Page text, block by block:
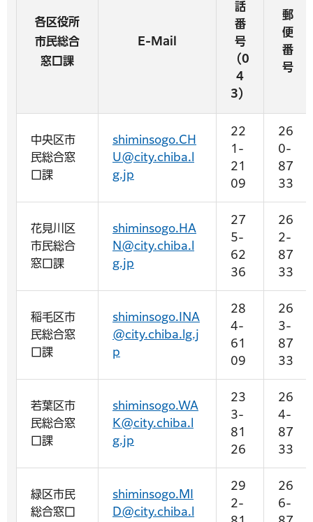
各区役所
市民総合
窓口課
E-Mail
話
番
号
（0
4
3）
郵
便
番
号
中央区市
民総合窓
口課
shiminsogo.CH
U@city.chiba.l
g.jp
22
1-
21
09
26
0-
87
33
花見川区
市民総合
窓口課
shiminsogo.HA
N@city.chiba.l
g.jp
27
5-
62
36
26
2-
87
33
稲毛区市
民総合窓
口課
shiminsogo.INA
@city.chiba.lg.j
p
28
4-
61
09
26
3-
87
33
若葉区市
民総合窓
口課
shiminsogo.WA
K@city.chiba.l
g.jp
23
3-
81
26
26
4-
87
33
緑区市民
総合窓口
shiminsogo.MI
D@city.chiba.l
29
2-
26
6-